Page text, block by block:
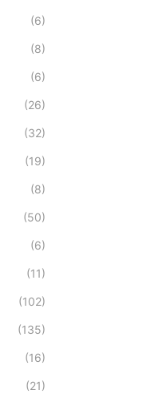
(6)
(8)
(6)
(26)
(32)
(19)
(8)
(50)
(6)
(11)
(102)
(135)
(16)
(21)